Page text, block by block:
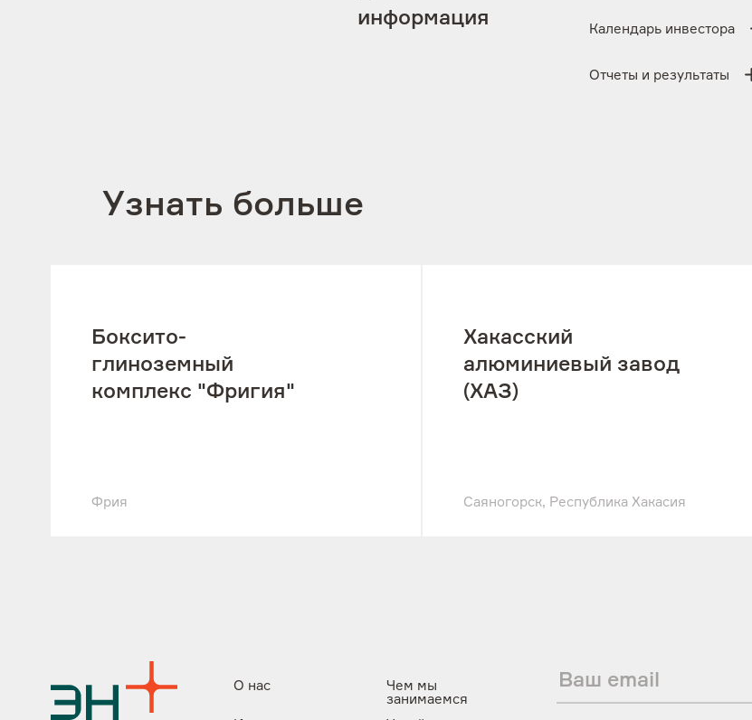
информация
Календарь инвестора
Отчеты и результаты
Узнать больше
Боксито-
глиноземный
комплекс "Фригия"
Фрия
Хакасский
алюминиевый завод
(ХАЗ)
Саяногорск, Республика Хакасия
О нас
Чем мы
занимаемся